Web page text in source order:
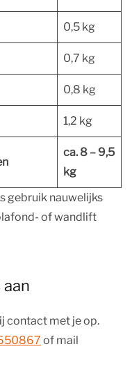
0,5 kg
0,7 kg
0,8 kg
1,2 kg
ca. 8 – 9,5
kg
gebruik nauwelijks
of wandlift
contact met je op.
of mail